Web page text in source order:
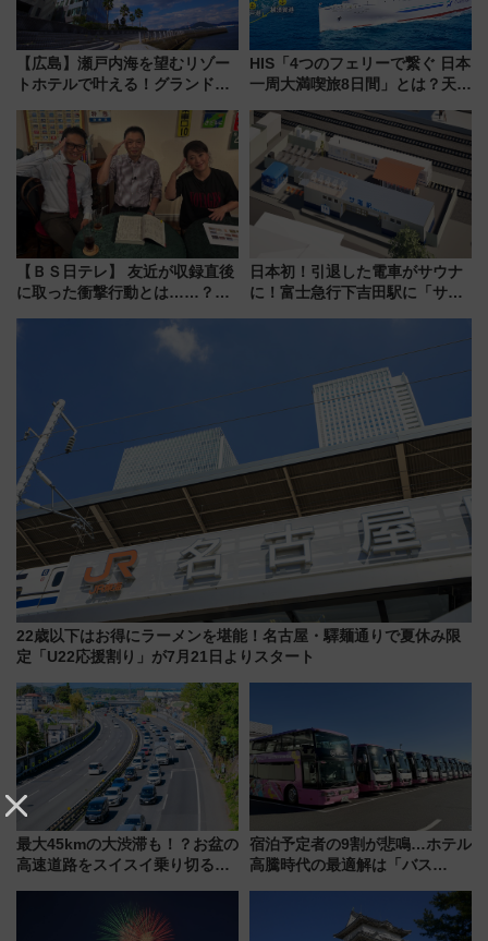
【広島】瀬戸内海を望むリゾー
トホテルで叶える！グランドプ
ディング＆カジュアルパーティ
ープラン
HIS「4つのフェリーで繋ぐ 日本
一周大満喫旅8日間」とは？天橋
の絶景＆限定グルメを網羅！煩
雑な手続きも不要でお手軽に楽
しめるプランが登場
【ＢＳ日テレ】 友近が収録直後
に取った衝撃行動とは……？
で極上の夏祭り鉄道旅を放送
日本初！引退した電車がサウナ
に！富士急行下吉田駅に「サ電
感じながら「ととのう」新感覚
22歳以下はお得にラーメンを堪能！名古屋・驛麺通りで夏休み限
定「U22応援割り」が7月21日よりスタート
最大45kmの大渋滞も！？お盆の
高速道路をスイスイ乗り切る快
宿泊予定者の9割が悲鳴…ホテル
高騰時代の最適解は「バス
した、推し活遠征や観光時のリ